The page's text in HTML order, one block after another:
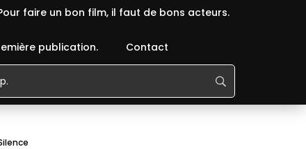
faire un bon film, il faut de bons acteurs.
publication. Contact